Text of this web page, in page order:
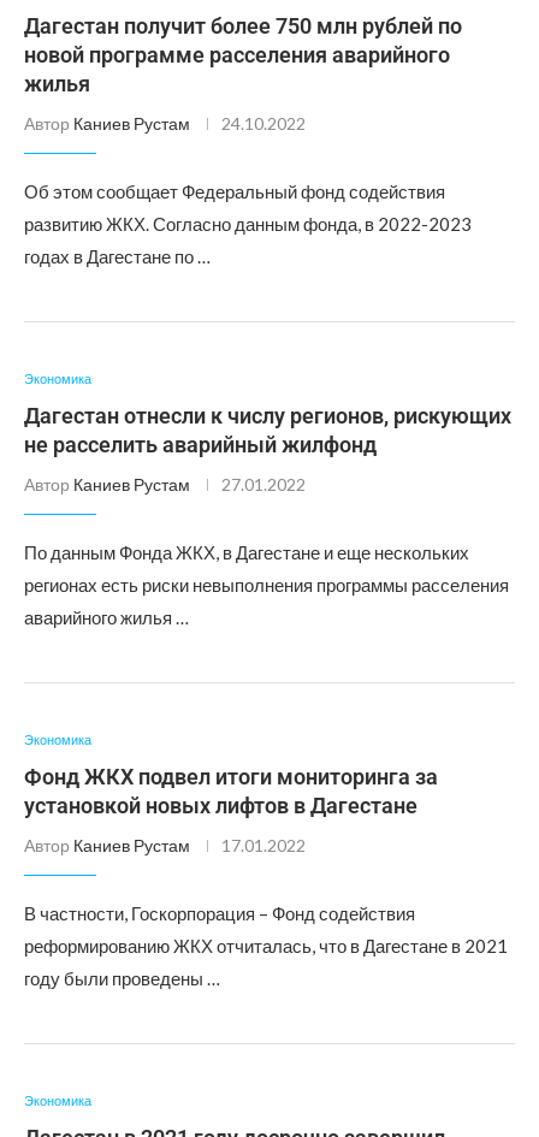
Дагестан получит более 750 млн рублей по
новой программе расселения аварийного
жилья
Автор Каниев Рустам 24.10.2022
Об этом сообщает Федеральный фонд содействия
развитию ЖКХ. Согласно данным фонда, в 2022-2023
годах в Дагестане по …
Экономика
Дагестан отнесли к числу регионов, рискующих
не расселить аварийный жилфонд
Автор Каниев Рустам 27.01.2022
По данным Фонда ЖКХ, в Дагестане и еще нескольких
регионах есть риски невыполнения программы расселения
аварийного жилья …
Экономика
Фонд ЖКХ подвел итоги мониторинга за
установкой новых лифтов в Дагестане
Автор Каниев Рустам 17.01.2022
В частности, Госкорпорация – Фонд содействия
реформированию ЖКХ отчиталась, что в Дагестане в 2021
году были проведены …
Экономика